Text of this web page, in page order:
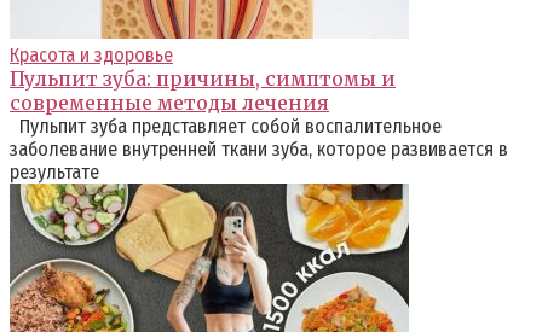
Красота и здоровье
Пульпит зуба: причины, симптомы и
современные методы лечения
Пульпит зуба представляет собой воспалительное
заболевание внутренней ткани зуба, которое развивается в
результате